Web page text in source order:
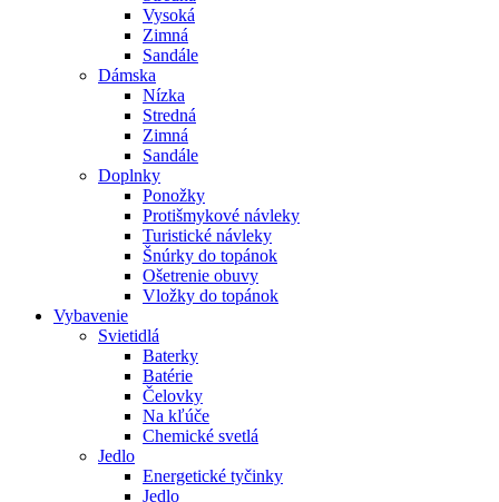
Vysoká
Zimná
Sandále
Dámska
Nízka
Stredná
Zimná
Sandále
Doplnky
Ponožky
Protišmykové návleky
Turistické návleky
Šnúrky do topánok
Ošetrenie obuvy
Vložky do topánok
Vybavenie
Svietidlá
Baterky
Batérie
Čelovky
Na kľúče
Chemické svetlá
Jedlo
Energetické tyčinky
Jedlo